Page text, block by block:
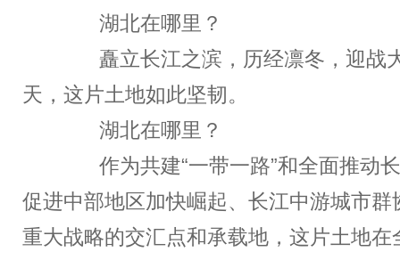
湖北在哪里？
矗立长江之滨，历经凛冬，迎战
天，这片土地如此坚韧。
湖北在哪里？
作为共建“一带一路”和全面推动
促进中部地区加快崛起、长江中游城市群
重大战略的交汇点和承载地，这片土地在